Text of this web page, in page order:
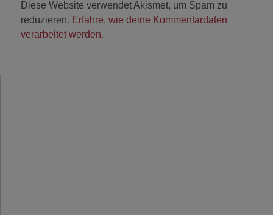
Diese Website verwendet Akismet, um Spam zu
reduzieren. Erfahre, wie deine Kommentardaten
verarbeitet werden.